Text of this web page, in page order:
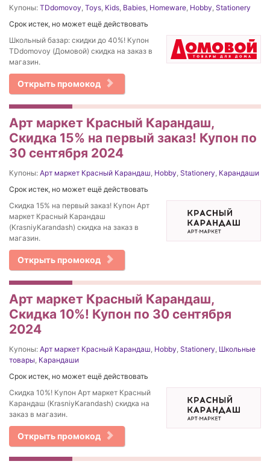
Купоны: TDdomovoy, Toys, Kids, Babies, Homeware, Hobby, Stationery
Срок истек, но может ещё действовать
Школьный базар: скидки до 40%! Купон
TDdomovoy (Домовой) скидка на заказ в
магазин.
Открыть промокод
Арт маркет Красный Карандаш,
Скидка 15% на первый заказ! Купон по
30 сентября 2024
Купоны: Арт маркет Красный Карандаш, Hobby, Stationery, Карандаши
Срок истек, но может ещё действовать
Скидка 15% на первый заказ! Купон Арт
маркет Красный Карандаш
(KrasniyKarandash) скидка на заказ в
магазин.
Открыть промокод
Арт маркет Красный Карандаш,
Скидка 10%! Купон по 30 сентября
2024
Купоны: Арт маркет Красный Карандаш, Hobby, Stationery, Школьные
товары, Карандаши
Срок истек, но может ещё действовать
Скидка 10%! Купон Арт маркет Красный
Карандаш (KrasniyKarandash) скидка на
заказ в магазин.
Открыть промокод